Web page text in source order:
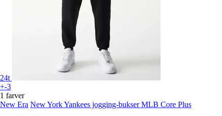
24t
+-3
1 farver
New Era New York Yankees jogging-bukser MLB Core Plus